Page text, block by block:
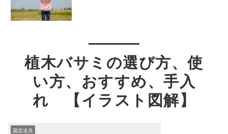
植木バサミの選び方、使
い方、おすすめ、手入
れ 【イラスト図解】
園芸道具